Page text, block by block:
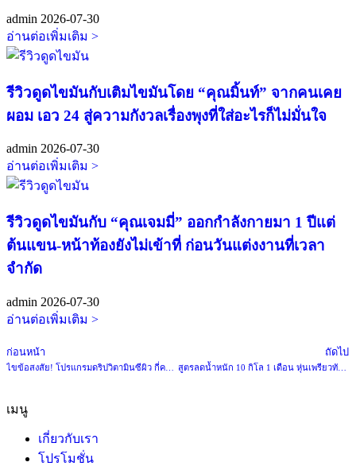
admin 2026-07-30
อ่านต่อเพิ่มเติม >
รีวิวดูดไขมันกับเติมไขมันโดย “คุณมิ้นท์” จากคนเคย
ผอม เอว 24 สู่ความกังวลเรื่องพุงที่ใส่อะไรก็ไม่มั่นใจ
admin 2026-07-30
อ่านต่อเพิ่มเติม >
รีวิวดูดไขมันกับ “คุณเจมมี่” ออกกำลังกายมา 1 ปีแต่
ต้นแขน-หน้าท้องยังไม่เข้าที่ ก่อนวันแต่งงานที่เวลา
จำกัด
admin 2026-07-30
อ่านต่อเพิ่มเติม >
ก่อนหน้า ถัดไป
สูตรลดน้ำหนัก 10 กิโล 1 เดือน หุ่นเพรียวทันใจ ทำอย่างไรบ้าง
เมนู
เกี่ยวกับเรา
โปรโมชั่น